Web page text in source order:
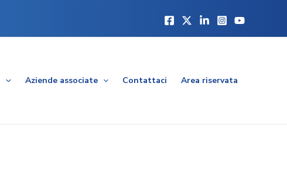
Aziende associate Contattaci Area riservata